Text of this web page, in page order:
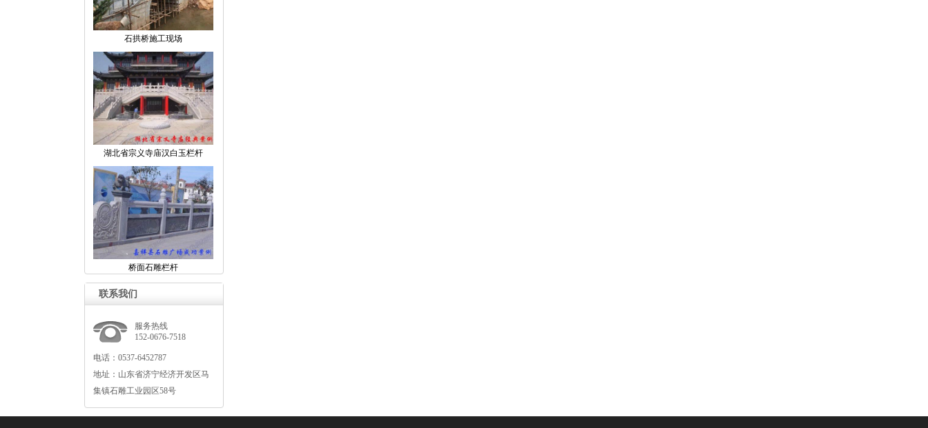
石拱桥施工现场
湖北省宗义寺庙汉白玉栏杆
桥面石雕栏杆
联系我们
服务热线
152-0676-7518
电话：0537-6452787
地址：山东省济宁经济开发区马
集镇石雕工业园区58号